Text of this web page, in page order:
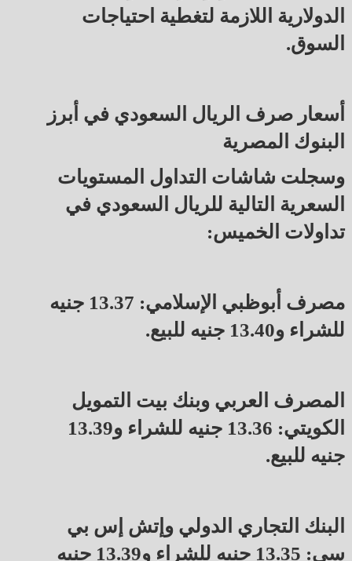
الدولارية اللازمة لتغطية احتياجات
السوق.
أسعار صرف الريال السعودي في أبرز
البنوك المصرية
وسجلت شاشات التداول المستويات
السعرية التالية للريال السعودي في
تداولات الخميس:
مصرف أبوظبي الإسلامي: 13.37 جنيه
للشراء و13.40 جنيه للبيع.
المصرف العربي وبنك بيت التمويل
الكويتي: 13.36 جنيه للشراء و13.39
جنيه للبيع.
البنك التجاري الدولي وإتش إس بي
سي: 13.35 جنيه للشراء و13.39 جنيه